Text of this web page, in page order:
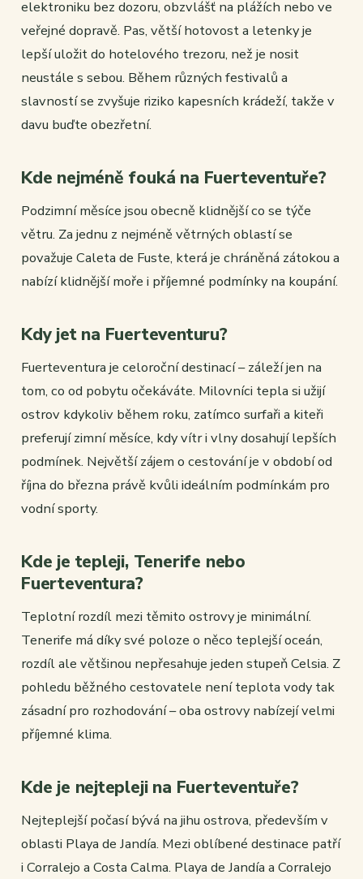
elektroniku bez dozoru, obzvlášť na plážích nebo ve
veřejné dopravě. Pas, větší hotovost a letenky je
lepší uložit do hotelového trezoru, než je nosit
neustále s sebou. Během různých festivalů a
slavností se zvyšuje riziko kapesních krádeží, takže v
davu buďte obezřetní.
Kde nejméně fouká na Fuerteventuře?
Podzimní měsíce jsou obecně klidnější co se týče
větru. Za jednu z nejméně větrných oblastí se
považuje Caleta de Fuste, která je chráněná zátokou a
nabízí klidnější moře i příjemné podmínky na koupání.
Kdy jet na Fuerteventuru?
Fuerteventura je celoroční destinací – záleží jen na
tom, co od pobytu očekáváte. Milovníci tepla si užijí
ostrov kdykoliv během roku, zatímco surfaři a kiteři
preferují zimní měsíce, kdy vítr i vlny dosahují lepších
podmínek. Největší zájem o cestování je v období od
října do března právě kvůli ideálním podmínkám pro
vodní sporty.
Kde je tepleji, Tenerife nebo
Fuerteventura?
Teplotní rozdíl mezi těmito ostrovy je minimální.
Tenerife má díky své poloze o něco teplejší oceán,
rozdíl ale většinou nepřesahuje jeden stupeň Celsia. Z
pohledu běžného cestovatele není teplota vody tak
zásadní pro rozhodování – oba ostrovy nabízejí velmi
příjemné klima.
Kde je nejtepleji na Fuerteventuře?
Nejteplejší počasí bývá na jihu ostrova, především v
oblasti Playa de Jandía. Mezi oblíbené destinace patří
i Corralejo a Costa Calma. Playa de Jandía a Corralejo